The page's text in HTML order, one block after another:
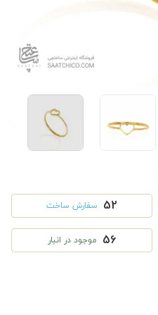
52 سفارش ساخت
56 موجود در انبار